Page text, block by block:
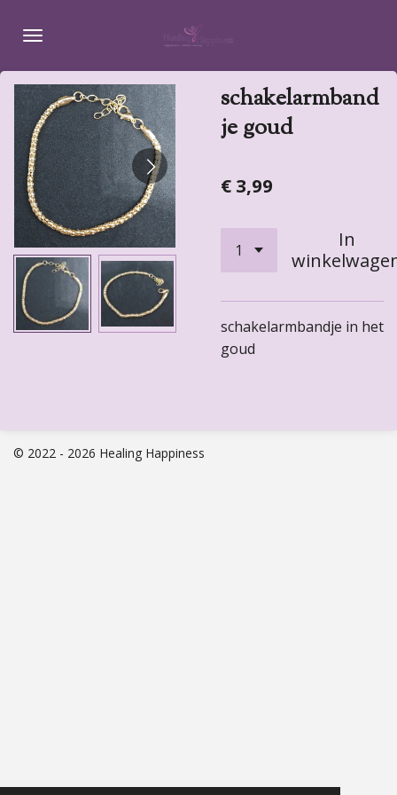
direct
de
hoofdinhoud
schakelarmband
je goud
€ 3,99
In
schakelarmbandje in het
goud
© 2022 - 2026 Healing Happiness